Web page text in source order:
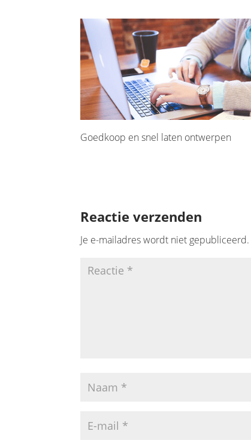
Goedkoop en snel laten ontwerpen
Reactie verzenden
Je e-mailadres wordt niet gepubliceerd.